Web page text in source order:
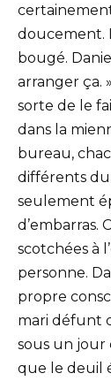
doucement.
bougé.
arranger ça.
sorte de le
dans la
bureau,
différents du
seulement
d’embarras.
scotchées à
personne.
propre
mari défunt
sous un jour
que le deuil